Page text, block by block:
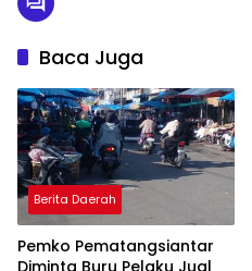
Baca Juga
Berita Daerah
Pemko Pematangsiantar